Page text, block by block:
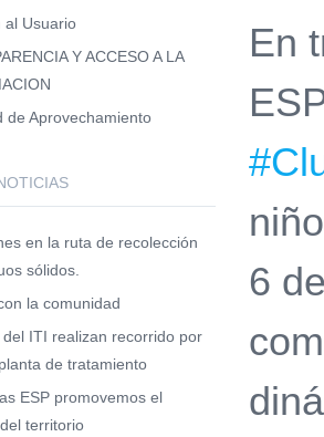
En
6
al Usuario
Y ACCESO A LA
de Aprovechamiento
en la ruta de recolección
sólidos.
la comunidad
ITI realizan recorrido por
de tratamiento
ESP promovemos el
territorio